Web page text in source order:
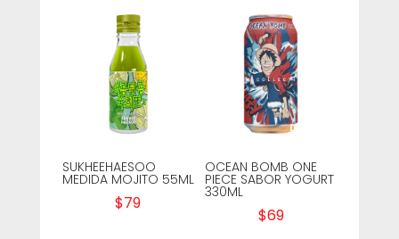
SUKHEEHAESOO
MEDIDA MOJITO 55ML
$79
OCEAN BOMB ONE
PIECE SABOR YOGURT
330ML
$69